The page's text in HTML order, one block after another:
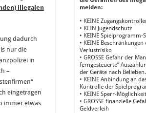
illegalen
dadurch
nur die
in
–
eingetragen
immer etwas
meiden:
• KEINE
• KEIN Jugendschutz
• KEINE Spielprogramm-
• KEINE Beschränkungen
Verlustrisiko
• GROSSE Gefahr der
ferngesteuerte“
der Geräte nach Belieben.
• KEINE Anbindung an
Kontrolle der
• KEINE Sperr-
• GROSSE finanzielle
Geldverleih